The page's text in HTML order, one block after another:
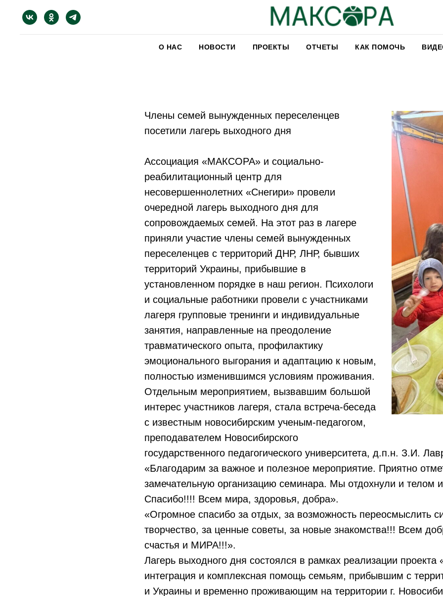
О НАС НОВОСТИ ПРОЕКТЫ ОТЧЕТЫ КАК ПОМОЧЬ
Члены семей вынужденных переселенцев
посетили лагерь выходного дня
Ассоциация «МАКСОРА» и социально-
реабилитационный центр для
несовершеннолетних «Снегири» провели
очередной лагерь выходного дня для
сопровождаемых семей. На этот раз в лагере
приняли участие члены семей вынужденных
переселенцев с территорий ДНР, ЛНР, бывших
территорий Украины, прибывшие в
установленном порядке в наш регион. Психологи
и социальные работники провели с участниками
лагеря групповые тренинги и индивидуальные
занятия, направленные на преодоление
травматического опыта, профилактику
эмоционального выгорания и адаптацию к новым,
полностью изменившимся условиям проживания.
Отдельным мероприятием, вызвавшим большой
интерес участников лагеря, стала встреча-беседа
с известным новосибирским ученым-педагогом,
преподавателем Новосибирского
государственного педагогического университета, д.п.н. З.И.
«Благодарим за важное и полезное мероприятие. Приятно
замечательную организацию семинара. Мы отдохнули и телом
Спасибо!!!! Всем мира, здоровья, добра».
«Огромное спасибо за отдых, за возможность переосмыслить
творчество, за ценные советы, за новые знакомства!!! Всем
счастья и МИРА!!!».
Лагерь выходного дня состоялся в рамках реализации проекта
интеграция и комплексная помощь семьям, прибывшим с
и Украины и временно проживающим на территории г.